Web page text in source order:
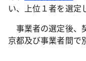
い、上位１者を選定
事業者の選定後、
京都及び事業者間で